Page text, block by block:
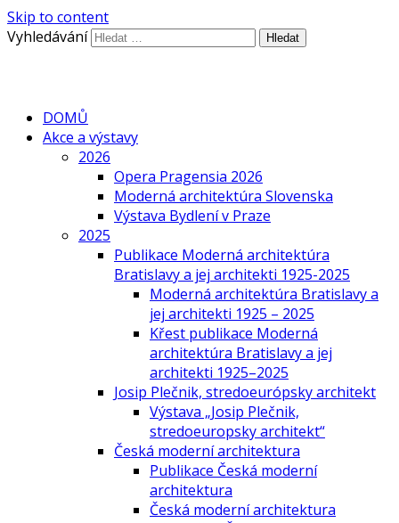
Skip to content
Vyhledávání
DOMŮ
Akce a výstavy
2026
Opera Pragensia 2026
Moderná architektúra Slovenska
Výstava Bydlení v Praze
2025
Publikace Moderná architektúra
Bratislavy a jej architekti 1925-2025
Moderná architektúra Bratislavy a
jej architekti 1925 – 2025
Křest publikace Moderná
architektúra Bratislavy a jej
architekti 1925–2025
Josip Plečnik, stredoeurópsky architekt
Výstava „Josip Plečnik,
stredoeuropsky architekt“
Česká moderní architektura
Publikace Česká moderní
architektura
Česká moderní architektura